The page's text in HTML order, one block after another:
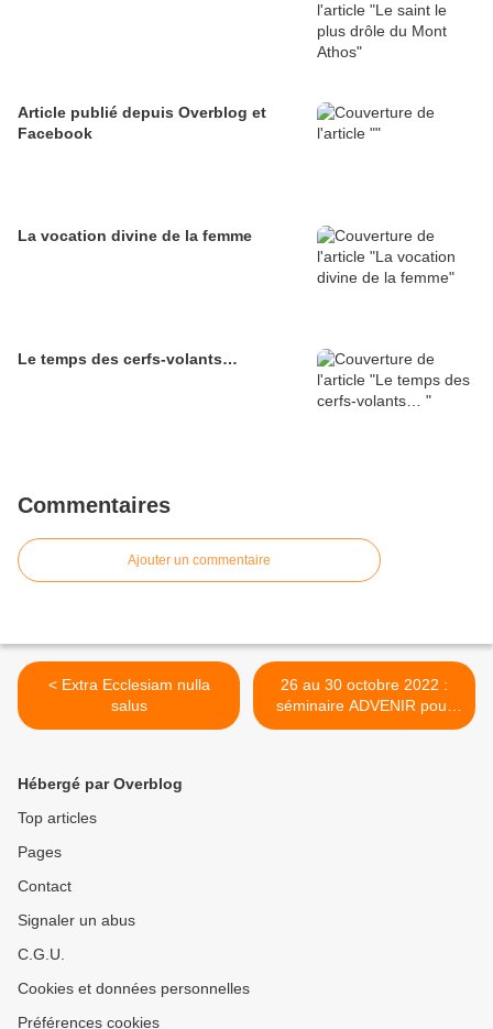
Article publié depuis Overblog et
Facebook
La vocation divine de la femme
Le temps des cerfs-volants…
Commentaires
Ajouter un commentaire
< Extra Ecclesiam nulla
salus
26 au 30 octobre 2022 :
séminaire ADVENIR pour
donner sens à sa vie >
Hébergé par Overblog
Top articles
Pages
Contact
Signaler un abus
C.G.U.
Cookies et données personnelles
Préférences cookies